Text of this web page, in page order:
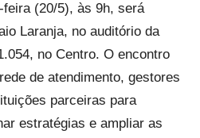
(20/5), às 9h, será
Laranja, no auditório da
no Centro. O encontro
de atendimento, gestores
parceiras para
estratégias e ampliar as